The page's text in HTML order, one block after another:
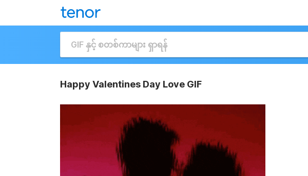
Happy Valentines Day Love GIF